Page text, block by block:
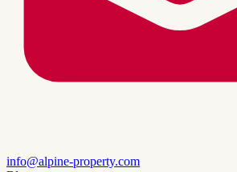
info@alpine-property.com